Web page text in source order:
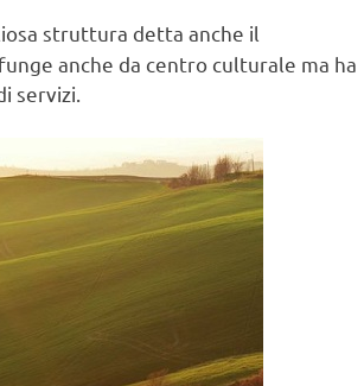
struttura detta anche il
anche da centro culturale ma ha
servizi.